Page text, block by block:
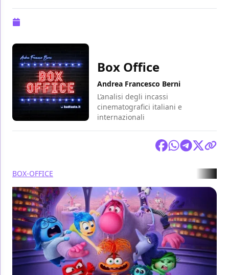
Box Office
Andrea Francesco Berni
L’analisi degli incassi
cinematografici italiani e
internazionali
BOX-OFFICE